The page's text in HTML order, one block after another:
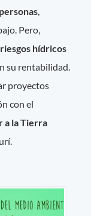
,
Pero,
riesgos hídricos
su rentabilidad.
proyectos
con el
a la Tierra